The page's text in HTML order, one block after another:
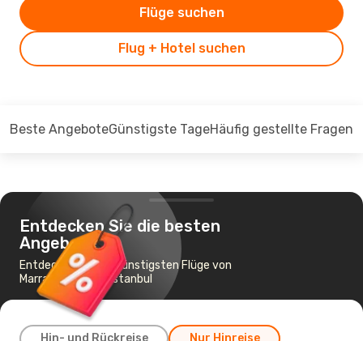
Flug + Hotel suchen
Flüge suchen
Beste AngeboteGünstigste TageHäufig gestellte Fragen
Entdecken Sie die besten
Angebote
Entdecken Sie die günstigsten Flüge von
Marrakesch nach Istanbul
Hin- und Rückreise Nur Hinreise